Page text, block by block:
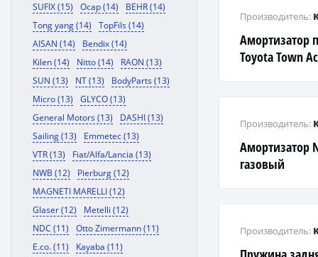
SUFIX (15)
Ocap (14)
BEHR (14)
Tong yang (14)
TopFils (14)
AISAN (14)
Bendix (14)
Kilen (14)
Nitto (14)
RAON (13)
SUN (13)
NT (13)
BodyParts (13)
Micro (13)
GLYCO (13)
General Motors (13)
DASHI (13)
Sailing (13)
Emmetec (13)
VTR (13)
Fiat/Alfa/Lancia (13)
NWB (12)
Pierburg (12)
MAGNETI MARELLI (12)
Glaser (12)
Metelli (12)
NDC (11)
Otto Zimermann (11)
E.co. (11)
Kayaba (11)
Амортизатор
Toyota Town
Производитель:
Амортизатор
газовый
Производитель:
Производитель: